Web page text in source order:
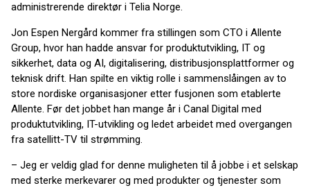
administrerende direktør i Telia Norge.
Jon Espen Nergård kommer fra stillingen som CTO i Allente
Group, hvor han hadde ansvar for produktutvikling, IT og
sikkerhet, data og AI, digitalisering, distribusjonsplattformer og
teknisk drift. Han spilte en viktig rolle i sammenslåingen av to
store nordiske organisasjoner etter fusjonen som etablerte
Allente. Før det jobbet han mange år i Canal Digital med
produktutvikling, IT-utvikling og ledet arbeidet med overgangen
fra satellitt-TV til strømming.
– Jeg er veldig glad for denne muligheten til å jobbe i et selskap
med sterke merkevarer og med produkter og tjenester som